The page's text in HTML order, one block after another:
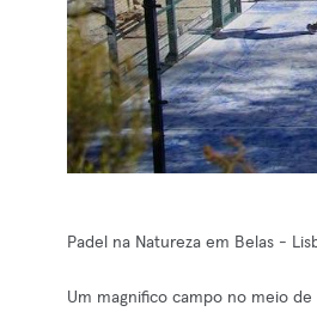
Padel na Natureza em Belas -
Um magnifico campo no meio